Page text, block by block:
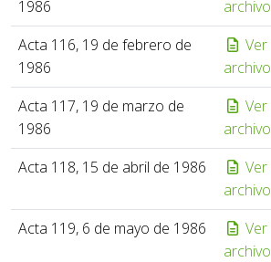
1986
archivo
Acta 116, 19 de febrero de
1986
Ver
archivo
Acta 117, 19 de marzo de
1986
Ver
archivo
Acta 118, 15 de abril de 1986
Ver
archivo
Acta 119, 6 de mayo de 1986
Ver
archivo